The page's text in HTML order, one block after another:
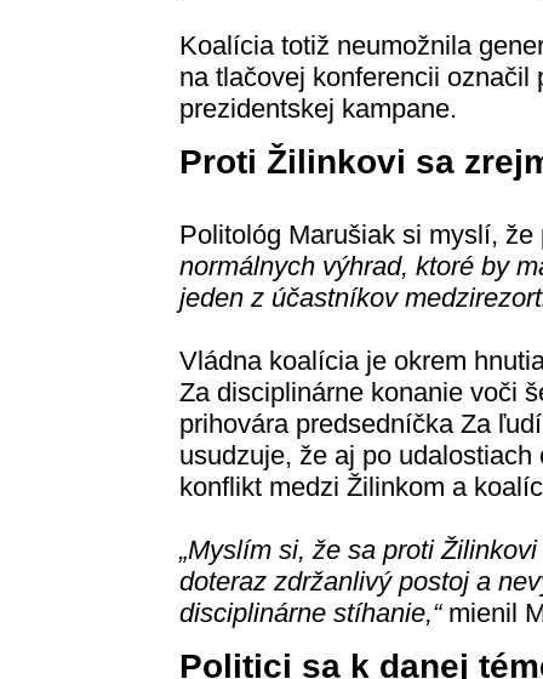
Koalícia totiž neumožnila
na tlačovej konferencii označil
prezidentskej kampane.
Proti Žilinkovi sa
Politológ Marušiak si myslí, že
normálnych výhrad, ktoré by
jeden z účastníkov
Vládna koalícia je okrem
Za disciplinárne konanie voči
prihovára predsedníčka Za
usudzuje, že aj po
konflikt medzi Žilinkom a
„Myslím si, že sa proti
doteraz zdržanlivý postoj a
disciplinárne stíhanie,“mienil
Politici sa k danej